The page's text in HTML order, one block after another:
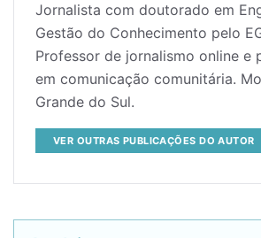
Jornalista com doutorado em
Gestão do Conhecimento pelo
Professor de jornalismo online e
em comunicação comunitária.
Grande do Sul.
VER OUTRAS PUBLICAÇÕES DO AUTOR